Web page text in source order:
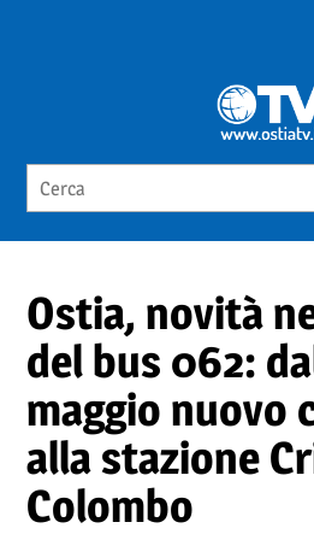
Ostia, novità
del bus 062:
maggio nuovo
alla stazione
Colombo